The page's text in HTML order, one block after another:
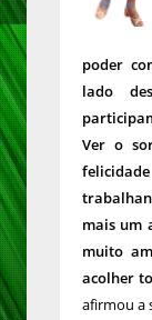
poder
lado
Ver o
mais um
muito
acolher
afirmou a